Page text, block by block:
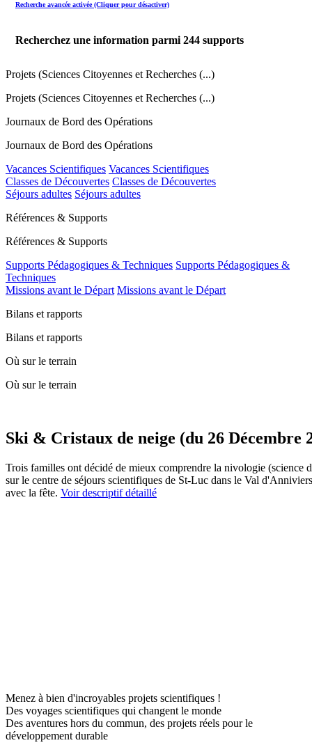
Recherche avancée activée (Cliquer pour désactiver)
Recherchez une information parmi 244 supports
Projets (Sciences Citoyennes et Recherches (...)
Projets (Sciences Citoyennes et Recherches (...)
Journaux de Bord des Opérations
Journaux de Bord des Opérations
Vacances Scientifiques Vacances Scientifiques
Classes de Découvertes Classes de Découvertes
Séjours adultes Séjours adultes
Références & Supports
Références & Supports
Supports Pédagogiques & Techniques Supports Pédagogiques &
Techniques
Missions avant le Départ Missions avant le Départ
Bilans et rapports
Bilans et rapports
Où sur le terrain
Où sur le terrain
Ski & Cristaux de neige (du 26 Décembre
Trois familles ont décidé de mieux comprendre la nivologie (science
sur le centre de séjours scientifiques de St-Luc dans le Val
avec la fête. Voir descriptif détaillé
Menez à bien d'incroyables projets scientifiques !
Des voyages scientifiques qui changent le monde
Des aventures hors du commun, des projets réels pour le
développement durable